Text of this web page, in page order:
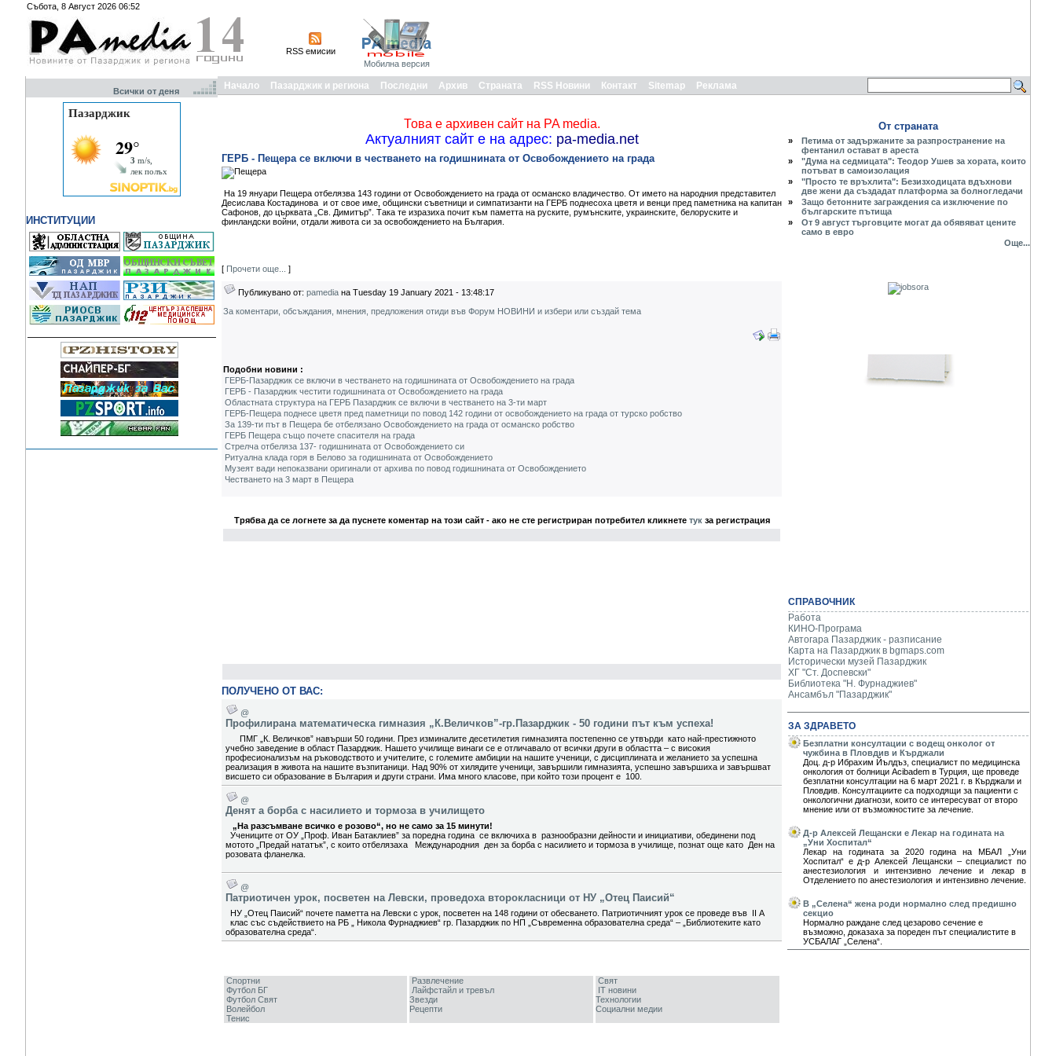
Събота, 8 Август 2026 06:52
RSS емисии
Мобилна версия
Всички от деня
ИНСТИТУЦИИ
Начало Пазарджик и региона Последни Архив Страната RSS Новини Контакт Sitemap Реклама
Това е архивен сайт на PA media.
Актуалният сайт е на адрес: pa-media.net
ГЕРБ - Пещера се включи в честването на годишнината от Освобождението на града
На 19 януари Пещера отбелязва 143 години от Освобождението на града от османско владичество. От името на народния представител
Десислава Костадинова и от свое име, общински съветници и симпатизанти на ГЕРБ поднесоха цветя и венци пред паметника на капитан
Сафонов, до църквата „Св. Димитър”. Така те изразиха почит към паметта на руските, румънските, украинските, белоруските и
финландски войни, отдали живота си за освобождението на България.
[ Прочети още... ]
Публикувано от: pamedia на Tuesday 19 January 2021 - 13:48:17
За коментари, обсъждания, мнения, предложения отиди във Форум НОВИНИ и избери или създай тема
Подобни новини :
ГЕРБ-Пазарджик се включи в честването на годишнината от Освобождението на града
ГЕРБ - Пазарджик честити годишнината от Освобождението на града
Областната структура на ГЕРБ Пазарджик се включи в честването на 3-ти март
ГЕРБ-Пещера поднесе цветя пред паметници по повод 142 години от освобождението на града от турско робство
За 139-ти път в Пещера бе отбелязано Освобождението на града от османско робство
ГЕРБ Пещера също почете спасителя на града
Стрелча отбеляза 137- годишнината от Освобождението си
Ритуална клада горя в Белово за годишнината от Освобождението
Музеят вади непоказвани оригинали от архива по повод годишнината от Освобождението
Честването на 3 март в Пещера
Трябва да се логнете за да пуснете коментар на този сайт - ако не сте регистриран потребител кликнете тукза регистрация
ПОЛУЧЕНО ОТ ВАС:
@
Профилирана математическа гимназия „К.Величков”-гр.Пазарджик - 50 години път към успеха!
ПМГ „К. Величков” навърши 50 години. През изминалите десетилетия гимназията постепенно се утвърди като най-престижното
учебно заведение в област Пазарджик. Нашето училище винаги се е отличавало от всички други в областта – с високия
професионализъм на ръководството и учителите, с големите амбиции на нашите ученици, с дисциплината и желанието за успешна
реализация в живота на нашите възпитаници. Над 90% от хилядите ученици, завършили гимназията, успешно завършиха и завършват
висшето си образование в България и други страни. Има много класове, при който този процент е 100.
@
Денят а борба с насилието и тормоза в училището
„На разсъмване всичко е розово“, но не само за 15 минути!
Учениците от ОУ „Проф. Иван Батаклиев” за поредна година се включиха в разнообразни дейности и инициативи, обединени под
мотото „Предай нататък”, с които отбелязаха Международния ден за борба с насилието и тормоза в училище, познат още като Ден на
розовата фланелка.
@
Патриотичен урок, посветен на Левски, проведоха второкласници от НУ „Отец Паисий“
НУ „Отец Паисий“ почете паметта на Левски с урок, посветен на 148 години от обесването. Патриотичният урок се проведе във II А
клас със съдействието на РБ „ Никола Фурнаджиев“ гр. Пазарджик по НП „Съвременна образователна среда“ – „Библиотеките като
образователна среда“.
Спортни
Футбол БГ
Футбол Свят
Волейбол
Тенис
Развлечение
Лайфстайл и тревъл
Звезди
Рецепти
Свят
IT новини
Технологии
Социални медии
От страната
»
Петима от задържаните за разпространение на
фентанил остават в ареста
»
"Дума на седмицата": Теодор Ушев за хората, които
потъват в самоизолация
»
"Просто те връхлита": Безизходицата вдъхнови
две жени да създадат платформа за болногледачи
»
Защо бетонните заграждения са изключение по
българските пътища
»
От 9 август търговците могат да обявяват цените
само в евро
Още...
СПРАВОЧНИК
Работа
КИНО-Програма
Автогара Пазарджик - разписание
Карта на Пазарджик в bgmaps.com
Исторически музей Пазарджик
ХГ "Ст. Доспевски"
Библиотека "Н. Фурнаджиев"
Ансамбъл "Пазарджик"
ЗА ЗДРАВЕТО
Безплатни консултации с водещ онколог от
чужбина в Пловдив и Кърджали
Доц. д-р Ибрахим Йълдъз, специалист по медицинска
онкология от болници Acibadem в Турция, ще проведе
безплатни консултации на 6 март 2021 г. в Кърджали и
Пловдив. Консултациите са подходящи за пациенти с
онкологични диагнози, които се интересуват от второ
мнение или от възможностите за лечение.
Д-р Алексей Лещански е Лекар на годината на
„Уни Хоспитал“
Лекар на годината за 2020 година на МБАЛ „Уни
Хоспитал“ е д-р Алексей Лещански – специалист по
анестезиология и интензивно лечение и лекар в
Отделението по анестезиология и интензивно лечение.
В „Селена“ жена роди нормално след предишно
секцио
Нормално раждане след цезарово сечение е
възможно, доказаха за пореден път специалистите в
УСБАЛАГ „Селена“.